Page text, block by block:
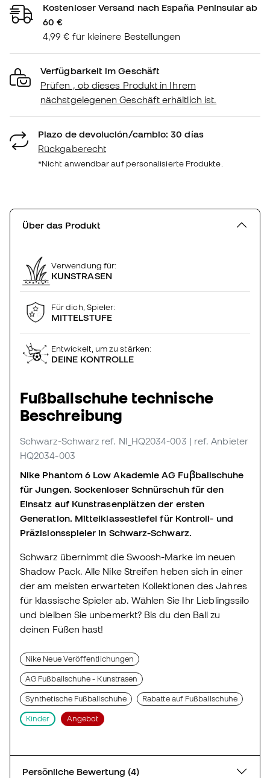
Kostenloser Versand nach España Peninsular ab
60 €
4,99 € für kleinere Bestellungen
Verfügbarkeit im Geschäft
Prüfen , ob dieses Produkt in Ihrem
nächstgelegenen Geschäft erhältlich ist.
Plazo de devolución/cambio: 30 días
Rückgaberecht
*Nicht anwendbar auf personalisierte Produkte.
Über das Produkt
Verwendung für:
KUNSTRASEN
Für dich, Spieler:
MITTELSTUFE
Entwickelt, um zu stärken:
DEINE KONTROLLE
Fußballschuhe technische
Beschreibung
Schwarz-Schwarz ref. NI_HQ2034-003 | ref. Anbieter
HQ2034-003
Nike Phantom 6 Low Akademie AG Fuβballschuhe
für Jungen. Sockenloser Schnürschuh für den
Einsatz auf Kunstrasenplätzen der ersten
Generation. Mittelklassestiefel für Kontroll- und
Präzisionsspieler in Schwarz-Schwarz.
Schwarz übernimmt die Swoosh-Marke im neuen
Shadow Pack. Alle Nike Streifen heben sich in einer
der am meisten erwarteten Kollektionen des Jahres
für klassische Spieler ab. Wählen Sie Ihr Lieblingssilo
und bleiben Sie unbemerkt? Bis du den Ball zu
deinen Füßen hast!
Nike Neue Veröffentlichungen
AG Fußballschuhe - Kunstrasen
Synthetische Fußballschuhe Rabatte auf Fußballschuhe
Kinder Angebot
Persönliche Bewertung (4)